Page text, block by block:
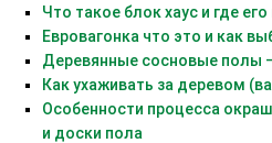
Что такое блок хаус и где
Евровагонка что это и как
Деревянные сосновые полы
Как ухаживать за деревом
Особенности процесса
и доски пола